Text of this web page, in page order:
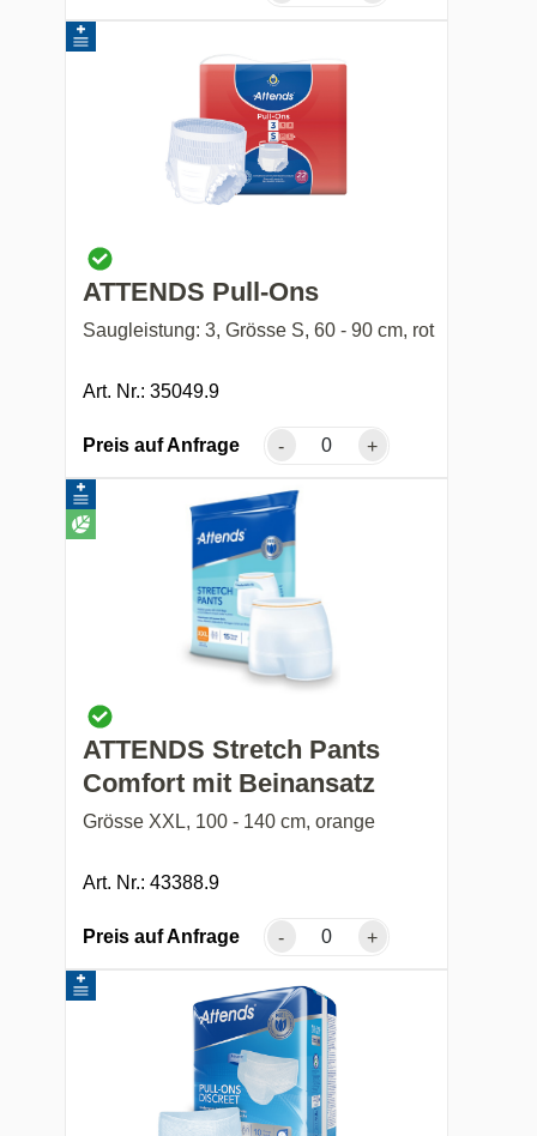
ATTENDS Pull-Ons
Saugleistung: 3, Grösse S, 60 - 90 cm, rot
Art. Nr.: 35049.9
Preis auf Anfrage - +
ATTENDS Stretch Pants
Comfort mit Beinansatz
Grösse XXL, 100 - 140 cm, orange
Art. Nr.: 43388.9
Preis auf Anfrage - +